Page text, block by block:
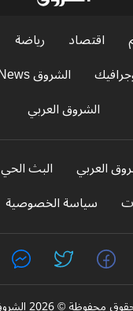
اقتصاد رياضة
الشروق News
الشروق العربي
العربي البث الحي
سياسة الخصوصية